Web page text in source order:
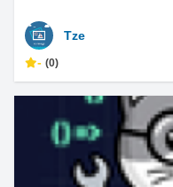
Tze
- (0)